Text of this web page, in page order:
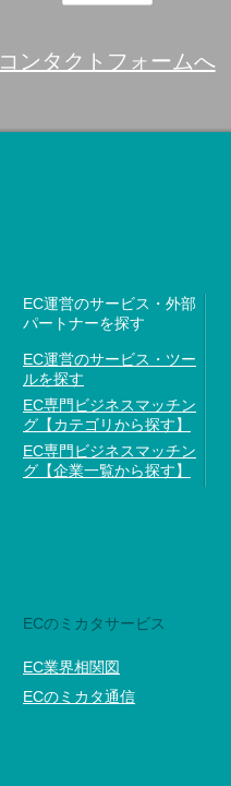
コンタクトフォームへ
EC運営のサービス・外部
パートナーを探す
EC運営のサービス・ツー
ルを探す
EC専門ビジネスマッチン
グ【カテゴリから探す】
EC専門ビジネスマッチン
グ【企業一覧から探す】
ECのミカタサービス
EC業界相関図
ECのミカタ通信